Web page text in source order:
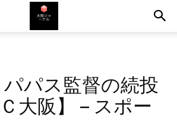
パス監督の続投
大阪】 – スポー